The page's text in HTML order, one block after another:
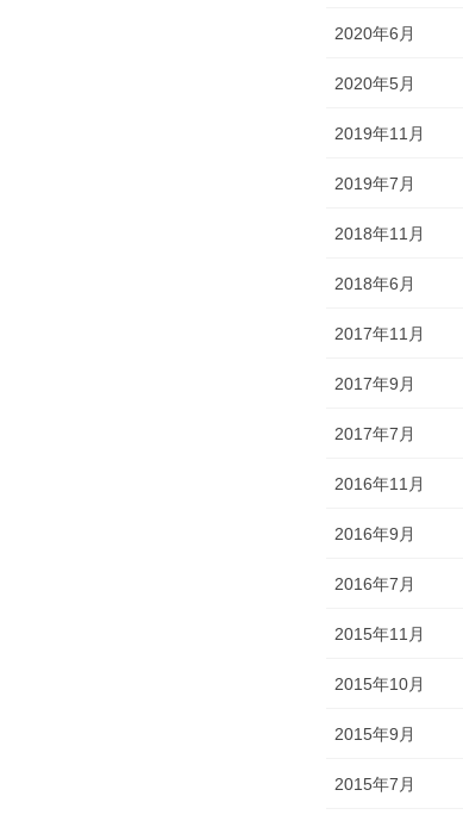
2020年6月
2020年5月
2019年11月
2019年7月
2018年11月
2018年6月
2017年11月
2017年9月
2017年7月
2016年11月
2016年9月
2016年7月
2015年11月
2015年10月
2015年9月
2015年7月